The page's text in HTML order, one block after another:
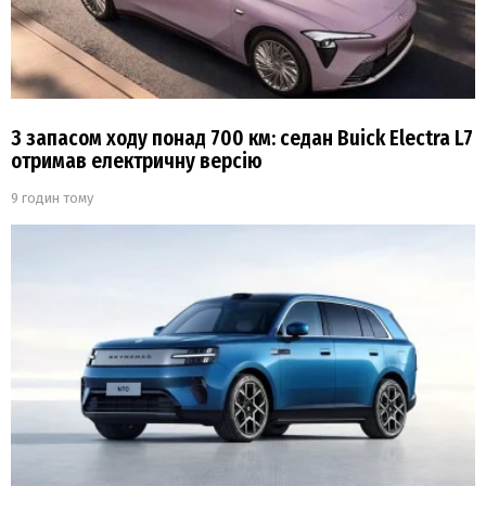
З запасом ходу понад 700 км: седан Buick Electra L7
отримав електричну версію
9 годин тому